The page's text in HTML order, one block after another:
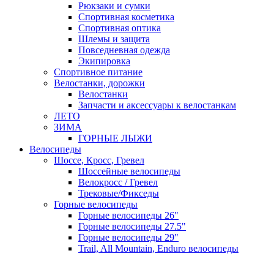
Рюкзаки и сумки
Спортивная косметика
Спортивная оптика
Шлемы и защита
Повседневная одежда
Экипировка
Спортивное питание
Велостанки, дорожки
Велостанки
Запчасти и аксессуары к велостанкам
ЛЕТО
ЗИМА
ГОРНЫЕ ЛЫЖИ
Велосипеды
Шоссе, Кросс, Гревел
Шоссейные велосипеды
Велокросс / Гревел
Трековые/Фикседы
Горные велосипеды
Горные велосипеды 26"
Горные велосипеды 27.5"
Горные велосипеды 29"
Trail, All Mountain, Enduro велосипеды